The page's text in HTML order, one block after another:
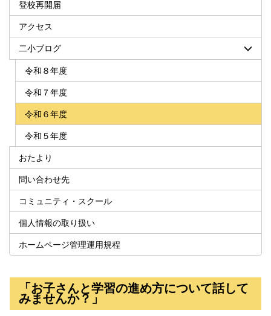
登校再開届
アクセス
二小ブログ
令和８年度
令和７年度
令和６年度
令和５年度
おたより
問い合わせ先
コミュニティ・スクール
個人情報の取り扱い
ホームページ管理運用規程
「お子さんと学習の進め方について話して
みませんか？」